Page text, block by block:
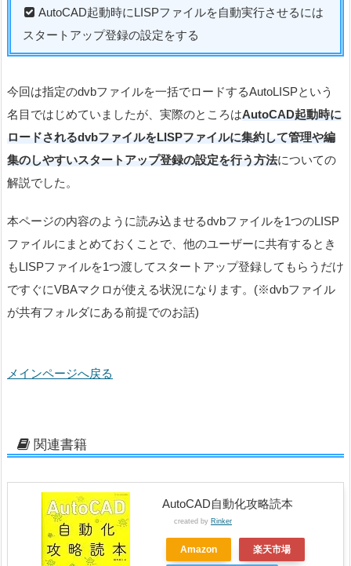
AutoCAD起動時にLISPファイルを自動実行させるには
スタートアップ登録の設定をする
今回は指定のdvbファイルを一括でロードするAutoLISPという
名目ではじめていましたが、実際のところはAutoCAD起動時に
ロードされるdvbファイルをLISPファイルに集約して管理や編
集のしやすいスタートアップ登録の設定を行う方法についての
解説でした。
本ページの内容のように読み込ませるdvbファイルを1つのLISP
ファイルにまとめておくことで、他のユーザーに共有するとき
もLISPファイルを1つ渡してスタートアップ登録してもらうだけ
ですぐにVBAマクロが使える状況になります。(※dvbファイル
が共有フォルダにある前提でのお話)
メインページへ戻る
関連書籍
AutoCAD自動化攻略読本
created by Rinker
Amazon 楽天市場